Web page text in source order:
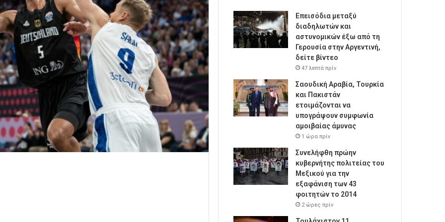
Επεισόδια μεταξύ
διαδηλωτών και
αστυνομικών έξω από τη
Γερουσία στην Αργεντινή,
δείτε βίντεο
47 λεπτά πρίν
Σαουδική Αραβία, Τουρκία
και Πακιστάν
ετοιμάζονται να
υπογράψουν συμφωνία
αμοιβαίας άμυνας
1 ώρα πρίν
Συνελήφθη πρώην
κυβερνήτης πολιτείας του
Μεξικού για την
εξαφάνιση των 43
φοιτητών το 2014
2 ώρες πρίν